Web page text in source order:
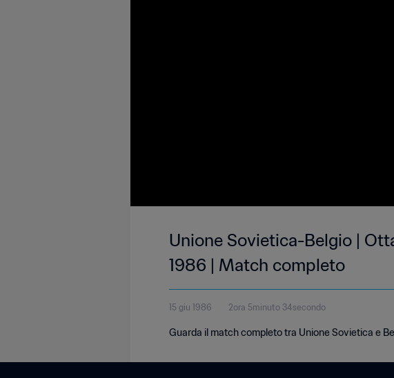
Unione Sovietica-Belgio |
1986 | Match completo
15 giu 1986 2ora 5minuto 34secondo
Guarda il match completo tra Unione Sovietica e